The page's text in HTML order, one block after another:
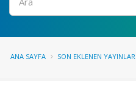
ANA SAYFA SON EKLENEN YAYINLAR